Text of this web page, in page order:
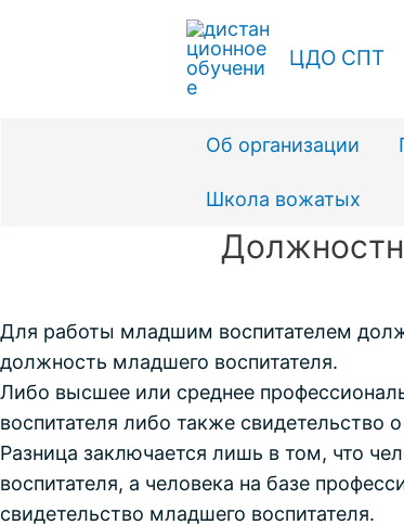
ЦДО СПТ
Об организации
Школа вожатых
Для работы младшим воспитателем
должность младшего воспитателя.
Либо высшее или среднее
воспитателя либо также свидетельство
Разница заключается лишь в том, что
воспитателя, а человека на базе
свидетельство младшего воспитателя.